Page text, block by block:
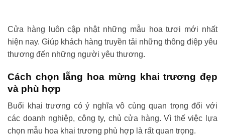
Cửa hàng luôn cập nhật những mẫu hoa tươi mới nhất
hiện nay. Giúp khách hàng truyền tải những thông điệp yêu
thương đến những người yêu thương.
Cách chọn lẵng hoa mừng khai trương đẹp
và phù hợp
Buổi khai trương có ý nghĩa vô cùng quan trọng đối với
các doanh nghiệp, công ty, chủ cửa hàng. Vì thế việc lựa
chọn mẫu hoa khai trương phù hợp là rất quan trọng.